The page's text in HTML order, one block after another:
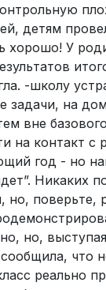
детям
хорошо! У
-школу
на
вне
контакт с
год - но
Никаких
поверьте,
но,
реально